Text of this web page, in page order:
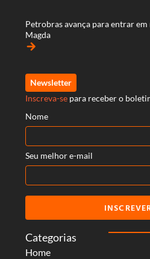
Categorias
Home
Petrobras avança para entrar
Magda
arrow_forward
Newsletter
Inscreva-se para receber o
Nome
Seu melhor e-mail